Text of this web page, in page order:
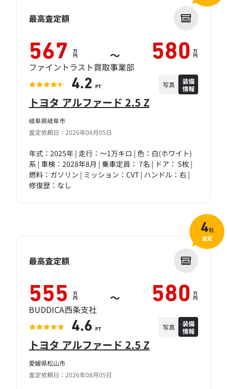
岐阜県岐阜市
査定依頼日：2026年08月05日
トヨタ アルファード 2.5 Z
年式：2025年 | 走行：～1万キロ | 色：白(ホワイト)
系 | 車検：2028年8月 | 乗車定員： 7名 | ドア： 5枚 |
燃料：ガソリン | ミッション：CVT | ハンドル：右 |
修復歴：なし
最高査定額
567 万
円 ～ 580 万
円
ファイントラスト買取事業部
4.2 PT 写真
装備
情報
愛媛県松山市
査定依頼日：2026年08月05日
トヨタ アルファード 2.5 Z
最高査定額
555 万
円 ～ 580 万
円
BUDDICA西条支社
4.6 PT 写真
装備
情報
4社
査定